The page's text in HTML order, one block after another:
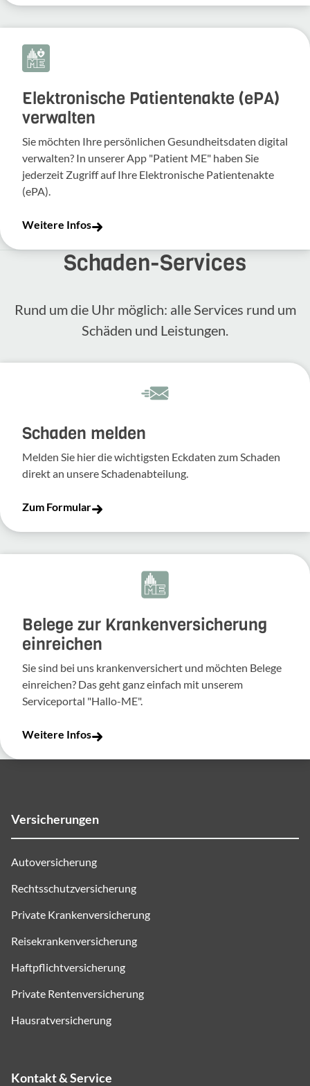
Elektronische Patientenakte (ePA)
verwalten
Sie möchten Ihre persönlichen Gesundheitsdaten digital
verwalten? In unserer App "Patient ME" haben Sie
jederzeit Zugriff auf Ihre Elektronische Patientenakte
(ePA).
Weitere Infos
Schaden-​Services
Rund um die Uhr möglich: alle Services rund um
Schäden und Leis­tungen.
Schaden melden
Melden Sie hier die wich­tigsten Eckdaten zum Schaden
direkt an unsere Scha­den­ab­tei­lung.
Zum Formular
Belege zur Krankenversicherung
einreichen
Sie sind bei uns krankenversichert und möchten Belege
einreichen? Das geht ganz einfach mit unserem
Serviceportal "Hallo-ME".
Weitere Infos
Versicherungen
Autoversicherung
Rechtsschutzversicherung
Private Krankenversicherung
Reisekrankenversicherung
Haftpflichtversicherung
Private Rentenversicherung
Hausratversicherung
Kontakt & Service